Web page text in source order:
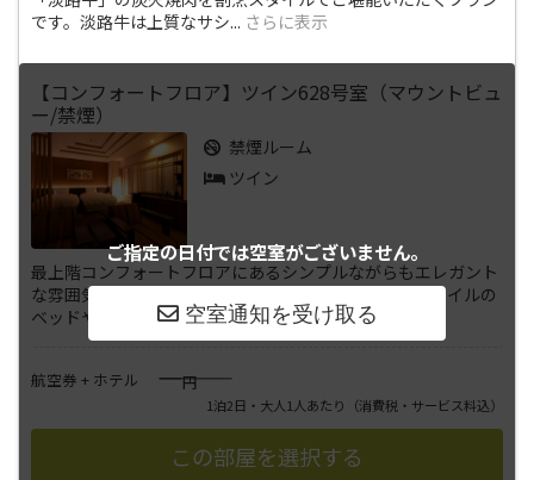
です。淡路牛は上質なサシ... さらに表示
ご指定の日付では空室がございません。
【コンフォートフロア】ツイン628号室（マウントビュ
ー/禁煙）
禁煙ルーム
ツイン
最上階コンフォートフロアにあるシンプルながらもエレガント
な雰囲気のツインルームです。清潔感溢れるデュベスタイルの
ベッドや、液晶薄型テレビ・D... さらに表示
航空券 + ホテル ――――円
1泊2日・大人1人あたり （消費税・サービス料込）